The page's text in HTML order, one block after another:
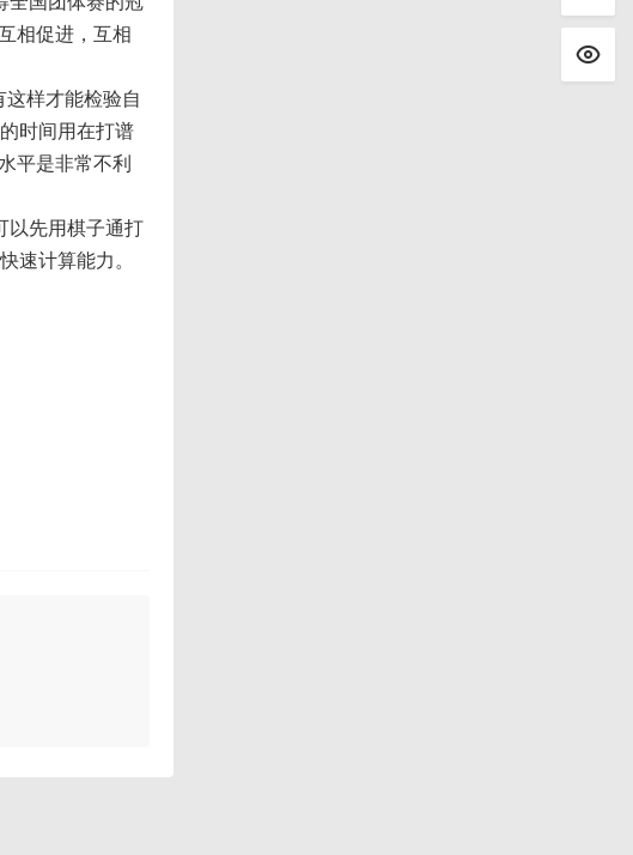
相促进，互相
样才能检验自
时间用在打谱
平是非常不利
以先用棋子通打
速计算能力。